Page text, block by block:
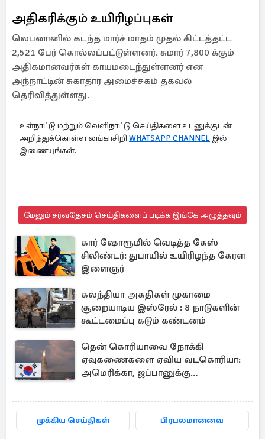
அதிகரிக்கும் உயிரிழப்புகள்
லெபனானில் கடந்த மார்ச் மாதம் முதல் கிட்டத்தட்ட
2,521 பேர் கொல்லப்பட்டுள்ளனர். சுமார் 7,800 க்கும்
அதிகமானவர்கள் காயமடைந்துள்ளனர் என
அந்நாட்டின் சுகாதார அமைச்சகம் தகவல்
தெரிவித்துள்ளது.
உள்நாட்டு மற்றும் வெளிநாட்டு செய்திகளை உடனுக்குடன்
அறிந்துக்கொள்ள லங்காசிறி WHATSAPP CHANNEL இல்
இணையுங்கள்.
மேலும் சர்வதேசம் செய்திகளைப் படிக்க இங்கே அழுத்தவும்
கார் ஷோரூமில் வெடித்த கேஸ்
சிலிண்டர்: துபாயில் உயிரிழந்த கேரள
இளைஞர்
கலந்தியா அகதிகள் முகாமை
சூறையாடிய இஸ்ரேல் : 8 நாடுகளின்
கூட்டமைப்பு கடும் கண்டனம்
தென் கொரியாவை நோக்கி
ஏவுகணைகளை ஏவிய வடகொரியா:
அமெரிக்கா, ஜப்பானுக்கு
முக்கிய செய்திகள் பிரபலமானவை